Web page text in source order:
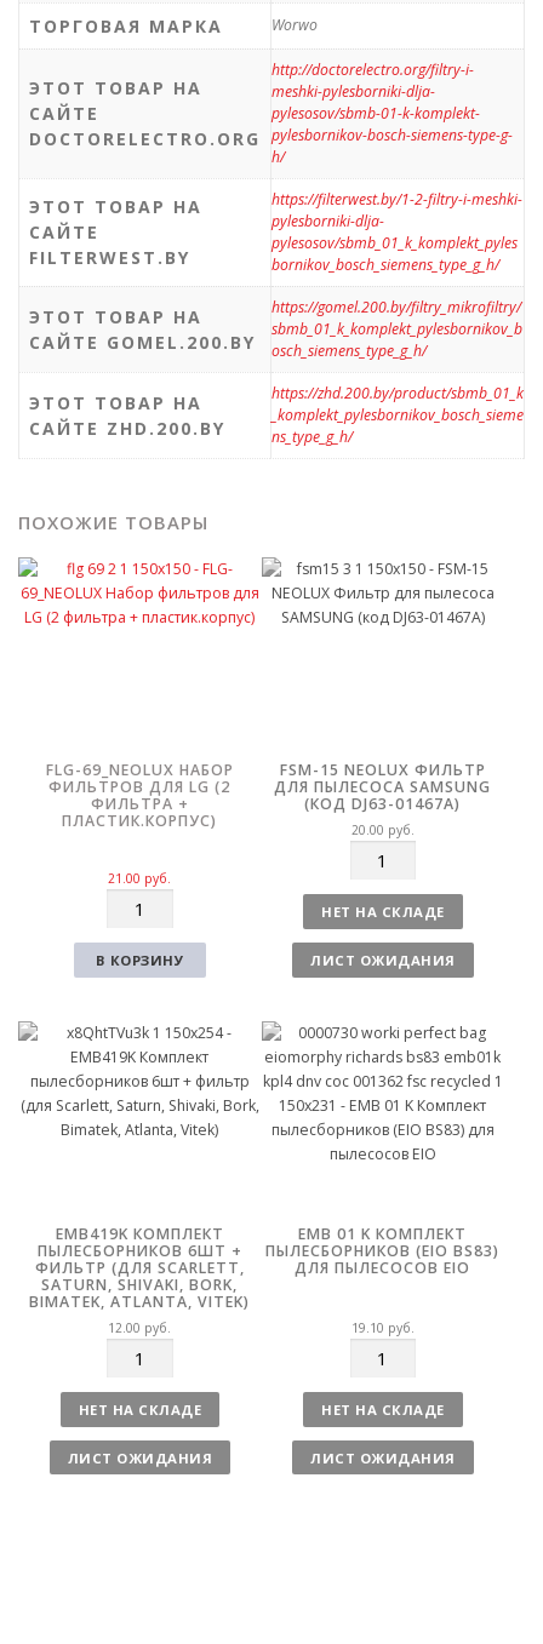
ТОРГОВАЯ МАРКА Worwo
ЭТОТ ТОВАР НА
САЙТЕ
DOCTORELECTRO.ORG
http://doctorelectro.org/filtry-i-
meshki-pylesborniki-dlja-
pylesosov/sbmb-01-k-komplekt-
pylesbornikov-bosch-siemens-type-g-
h/
ЭТОТ ТОВАР НА
САЙТЕ
FILTERWEST.BY
https://filterwest.by/1-2-filtry-i-meshki-
pylesborniki-dlja-
pylesosov/sbmb_01_k_komplekt_pyles
bornikov_bosch_siemens_type_g_h/
ЭТОТ ТОВАР НА
САЙТЕ GOMEL.200.BY
https://gomel.200.by/filtry_mikrofiltry/
sbmb_01_k_komplekt_pylesbornikov_b
osch_siemens_type_g_h/
ЭТОТ ТОВАР НА
САЙТЕ ZHD.200.BY
https://zhd.200.by/product/sbmb_01_k
_komplekt_pylesbornikov_bosch_sieme
ns_type_g_h/
ПОХОЖИЕ ТОВАРЫ
FLG-69_NEOLUX НАБОР
ФИЛЬТРОВ ДЛЯ LG (2
ФИЛЬТРА +
ПЛАСТИК.КОРПУС)
21.00 руб.
л
и
о
В КОРЗИНУ
FSM-15 NEOLUX ФИЛЬТР
ДЛЯ ПЫЛЕСОСА SAMSUNG
(КОД DJ63-01467A)
20.00 руб.
л
и
ч
е
НЕТ НА СКЛАДЕ
ЛИСТ ОЖИДАНИЯ
EMB419K КОМПЛЕКТ
ПЫЛЕСБОРНИКОВ 6ШТ +
ФИЛЬТР (ДЛЯ SCARLETT,
SATURN, SHIVAKI, BORK,
BIMATEK, ATLANTA, VITEK)
12.00 руб.
л
и
ч
е
НЕТ НА СКЛАДЕ
ЛИСТ ОЖИДАНИЯ
EMB 01 K КОМПЛЕКТ
ПЫЛЕСБОРНИКОВ (EIO BS83)
ДЛЯ ПЫЛЕСОСОВ EIO
19.10 руб.
л
и
ч
е
НЕТ НА СКЛАДЕ
ЛИСТ ОЖИДАНИЯ